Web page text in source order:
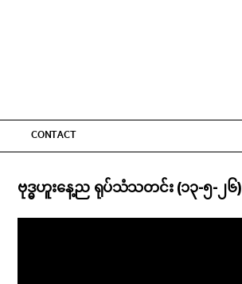
CONTACT
ဗုဒ္ဓဟူးနေ့ည ရုပ်သံသတင်း (၁၃-၅-၂၆)